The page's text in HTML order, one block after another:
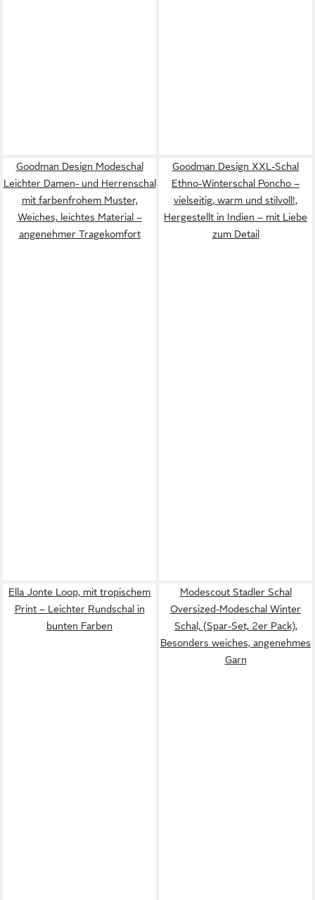
Goodman Design Modeschal
Leichter Damen- und Herrenschal
mit farbenfrohem Muster,
Weiches, leichtes Material –
angenehmer Tragekomfort
Goodman Design XXL-Schal
Ethno-Winterschal Poncho –
vielseitig, warm und stilvoll!,
Hergestellt in Indien – mit Liebe
zum Detail
Ella Jonte Loop, mit tropischem
Print – Leichter Rundschal in
bunten Farben
Modescout Stadler Schal
Oversized-Modeschal Winter
Schal, (Spar-Set, 2er Pack),
Besonders weiches, angenehmes
Garn